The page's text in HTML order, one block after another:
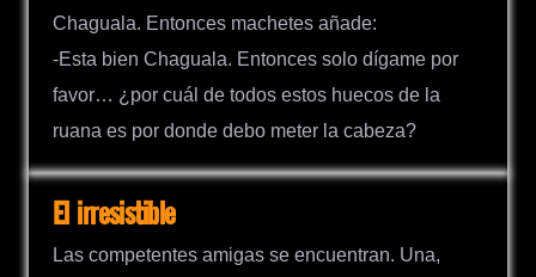
Chaguala. Entonces machetes añade:
-Esta bien Chaguala. Entonces solo dígame por
favor… ¿por cuál de todos estos huecos de la
ruana es por donde debo meter la cabeza?
El irresistible
Las competentes amigas se encuentran. Una,